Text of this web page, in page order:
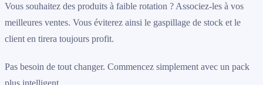
Vous souhaitez des produits à faible rotation ? Associez-les à vos
meilleures ventes. Vous éviterez ainsi le gaspillage de stock et le
client en tirera toujours profit.
Pas besoin de tout changer. Commencez simplement avec un pack
plus intelligent.